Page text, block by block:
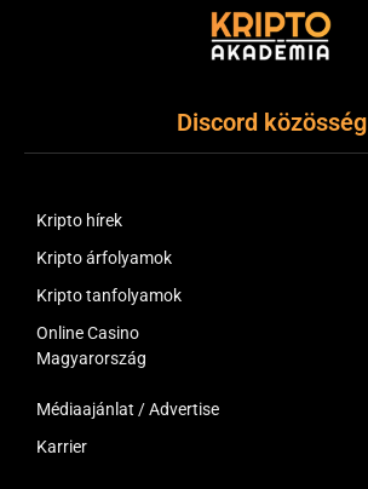
Discord közösség
Kripto hírek
Kripto árfolyamok
Kripto tanfolyamok
Online Casino
Magyarország
Médiaajánlat / Advertise
Karrier